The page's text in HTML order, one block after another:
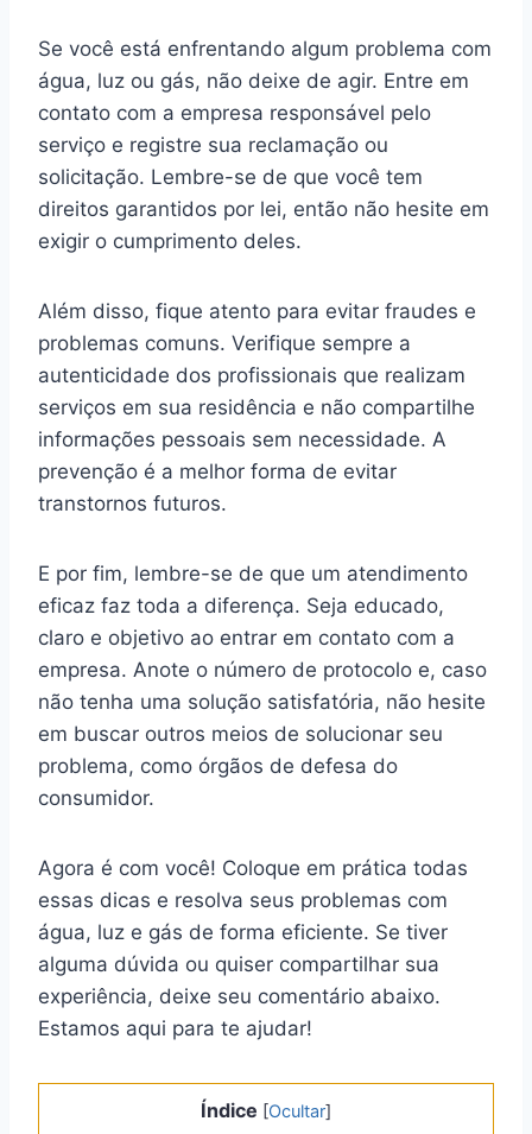
Se você está enfrentando algum problema com
água, luz ou gás, não deixe de agir. Entre em
contato com a empresa responsável pelo
serviço e registre sua reclamação ou
solicitação. Lembre-se de que você tem
direitos garantidos por lei, então não hesite em
exigir o cumprimento deles.
Além disso, fique atento para evitar fraudes e
problemas comuns. Verifique sempre a
autenticidade dos profissionais que realizam
serviços em sua residência e não compartilhe
informações pessoais sem necessidade. A
prevenção é a melhor forma de evitar
transtornos futuros.
E por fim, lembre-se de que um atendimento
eficaz faz toda a diferença. Seja educado,
claro e objetivo ao entrar em contato com a
empresa. Anote o número de protocolo e, caso
não tenha uma solução satisfatória, não hesite
em buscar outros meios de solucionar seu
problema, como órgãos de defesa do
consumidor.
Agora é com você! Coloque em prática todas
essas dicas e resolva seus problemas com
água, luz e gás de forma eficiente. Se tiver
alguma dúvida ou quiser compartilhar sua
experiência, deixe seu comentário abaixo.
Estamos aqui para te ajudar!
Índice [Ocultar]